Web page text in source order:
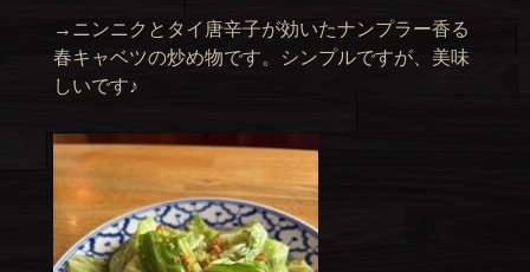
→ニンニクとタイ唐辛子が効いたナンプラー香る
春キャベツの炒め物です。シンプルですが、美味
しいです♪